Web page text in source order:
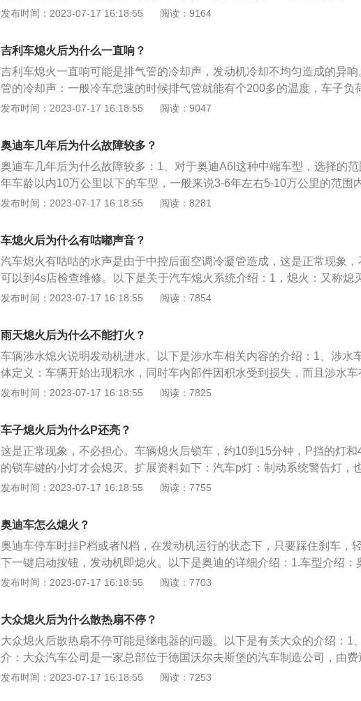
转。
成自己工作，确保制动力传递。可对刹车系统其他部件有润滑功效。刹车
因是：空气里的水分或杂质可以通过储油壶的通气孔进入，会降低刹车油
点；长时间行驶刹车时，刹车管路容易产生气阻，造成刹车力下降或刹车
发布时间：2023-07-17 16:18:55 阅读：9164
吉利车熄火后为什么一直响？
吉利车熄火一直响可能是排气管的冷却声，发动机冷却不均匀造成的异响
管的冷却声：一般冷车怠速的时候排气管就能有个200多的温度，车子负
者有混合气在排气管燃烧的情况下，温度会更高，所以排气管同样会热胀
均匀造成的异响：汽车行驶一段时间后，发动机温度很高，熄火后，各个
度下降热胀冷缩不可能完全一个比例，那么必然或导致发动机内部各金属
的缝隙由于冷却收缩导致摩擦发出异响。
发布时间：2023-07-17 16:18:55 阅读：9047
奥迪车几年后为什么故障较多？
奥迪车几年后为什么故障较多：1、对于奥迪A6l这种中端车型，选择的范
年车龄以内10万公里以下的车型，一般来说3-6年左右5-10万公里的范围
使用情况下普遍各大部件都处于最佳状态，同时也是最合适的选择。2、
顿挫以及换挡不平顺等问题；相对来说在几年后奥迪A6L的时候应该着重
箱存在的故障情况进行详细鉴定，最好是请专业人员对车辆进行检查。3
年可以70%左右，到了第五年只能到40%左右，而奥迪a6l开了几年后也
些通病的，主要还是在变速箱上，开车声音大有噪音，起步或倒车有顿挫
换挡不顺畅等。
发布时间：2023-07-17 16:18:55 阅读：8281
车熄火后为什么有咕嘟声音？
汽车熄火有咕咕的水声是由于中控后面空调冷凝管造成，这是正常现象，
可以到4s店检查维修。以下是关于汽车熄火系统介绍：1，熄火：又称熄
反应器正在以显著的反应速率进行操作时，若降低进料入口的温度，使它
熄灭。2、熄火原因：自动档的车型不会轻易出现熄火的现象，而手动档
由于驾驶水平不高，可能会经常出现熄火的现象。
发布时间：2023-07-17 16:18:55 阅读：7854
雨天熄火后为什么不能打火？
车辆涉水熄火说明发动机进水。以下是涉水车相关内容的介绍：1、涉水
体定义：车辆开始出现积水，同时车内部件因积水受到损失，而且涉水车
的水淹等级。2、涉水车水淹等级的分类：水淹等级一为积水刚刚没至车辆
淹等级四为积水没至发动机舱盖，水淹等级五为积水完全没过发动机舱盖
等级六为积水没过车顶。
发布时间：2023-07-17 16:18:55 阅读：7825
车子熄火后为什么P还亮？
这是正常现象，不必担心。车辆熄火后锁车，约10到15分钟，P挡的灯和
的锁车键的小灯才会熄灭。扩展资料如下：汽车p灯：制动系统警告灯，
刹警告灯。当p灯亮后，说明汽车的制动系统有故障问题，此时应该及时
电脑会做好自我状态检测，这个时候汽车仪表盘上的故障问题灯会全部亮
检测完毕后故障问题灯就会熄灭。这是正常现象，并不用理会。但是假如
脑自检完后故障灯还没灭，就说明有故障问题，这个时候要尽快对其检测
理。2、有故障问题：假如制动系统警告灯在汽车驾驶流程中亮起，就说
的制动系统有故障问题，这种状况可能是刹车损坏或手刹没有松开而影响
发布时间：2023-07-17 16:18:55 阅读：7755
奥迪车怎么熄火？
奥迪车停车时挂P档或者N档，在发动机运行的状态下，只要踩住刹车，
下一键启动按钮，发动机即熄火。以下是奥迪的详细介绍：1.车型介绍：
是一款由奥迪生产的豪华汽车，有轿车和旅行车两种车型。奥迪A6融入了
动特性，从设计到性能无不体现出完美品质。其特点是更豪华、更动感、
熟。2.性能：A6搭载的是1.8T涡轮增压发动机与之匹配的是一个7挡手自
的变速箱，相对来说这套动力能够提升不少的经济燃油性，更加省油；整
过程的平顺性表现非常的出色。
发布时间：2023-07-17 16:18:55 阅读：7703
大众熄火后为什么散热扇不停？
大众熄火后散热扇不停可能是继电器的问题。以下是有关大众的介绍：1
介：大众汽车公司是一家总部位于德国沃尔夫斯堡的汽车制造公司，由费
保时捷于1937年3月28日成立。2、发展：公司旗下有奥迪、大众等品牌。
发布时间：2023-07-17 16:18:55 阅读：7253